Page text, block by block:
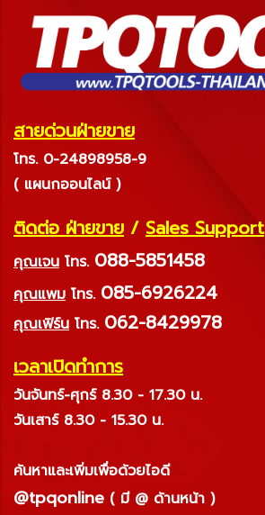
สายด่วนฝ่ายขาย
โทร. 0-24898958-9
( แผนกออนไลน์ )
ติดต่อ ฝ่ายขาย / Sales Support
คุณเจน โทร. 088-5851458
คุณแพม โทร. 085-6926224
คุณเฟิร์น โทร. 062-8429978
เวลาเปิดทำการ
วันจันทร์-ศุกร์ 8.30 - 17.30 น.
วันเสาร์ 8.30 - 15.30 น.
ค้นหาและเพิ่มเพื่อด้วยไอดี
@tpqonline ( มี @ ด้านหน้า )